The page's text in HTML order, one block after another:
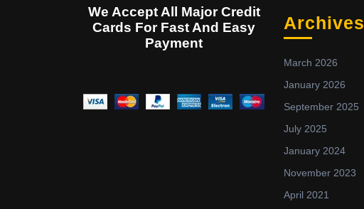
We Accept All Major Credit
Cards For Fast And Easy
Payment
Archives
March 2026
January 2026
September 2025
July 2025
January 2024
November 2023
April 2021